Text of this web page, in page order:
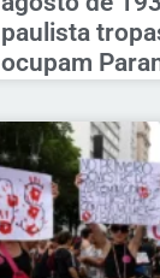
paulista
ocupam